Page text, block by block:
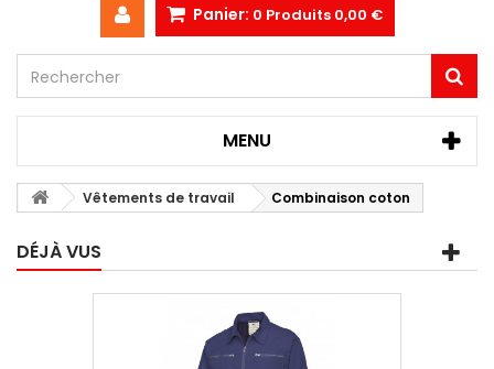
Panier: 0 Produits 0,00 €
MENU
Vêtements de travail Combinaison coton
DÉJÀ VUS